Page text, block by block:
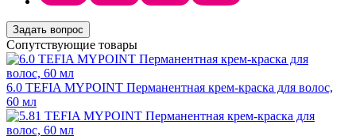
Задать вопрос
Сопутствующие товары
6.0 TEFIA MYPOINT Перманентная крем-краска для волос,
60 мл